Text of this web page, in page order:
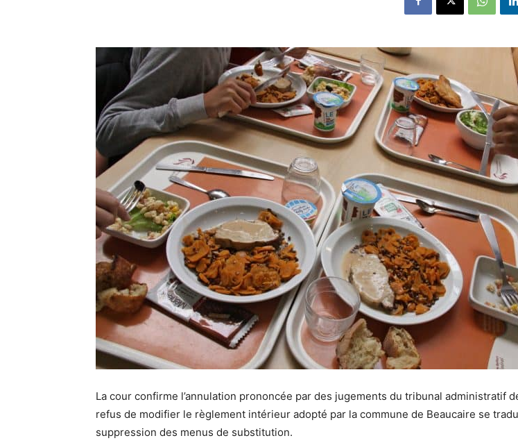
La cour confirme l’annulation prononcée par des jugements du tribunal administratif
refus de modifier le règlement intérieur adopté par la commune de Beaucaire se
suppression des menus de substitution.